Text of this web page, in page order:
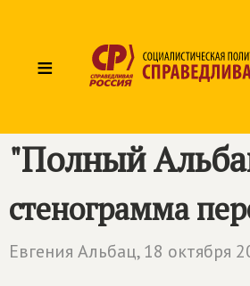
≡
"Полный
стенограмма
Евгения Альбац,18 октября